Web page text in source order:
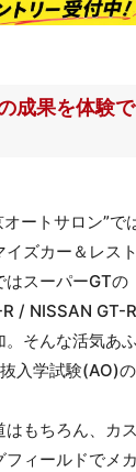
成果を体験
ートサロン”で
ズカー＆レス
スーパーGTの
/ NISSAN GT-
そんな活気あ
入学試験(AO)
もちろん、カ
ィールドでメ